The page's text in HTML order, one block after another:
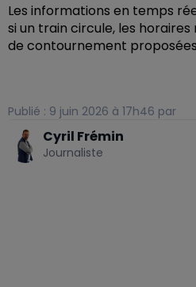
Les informations en temps
si un train circule, les
de contournement
Publié : 9 juin 2026 à 17h46 par
Cyril Frémin
Journaliste